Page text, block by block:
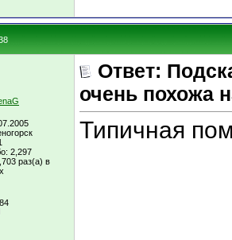
2,297
раз(а) в
Ответ:
очень похожа
Типичная